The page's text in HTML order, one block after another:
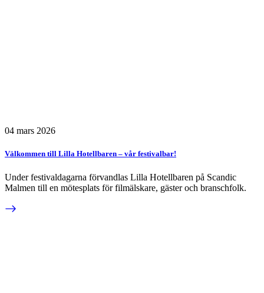
04 mars 2026
Välkommen till Lilla Hotellbaren – vår festivalbar!
Under festivaldagarna förvandlas Lilla Hotellbaren på Scandic
Malmen till en mötesplats för filmälskare, gäster och branschfolk.